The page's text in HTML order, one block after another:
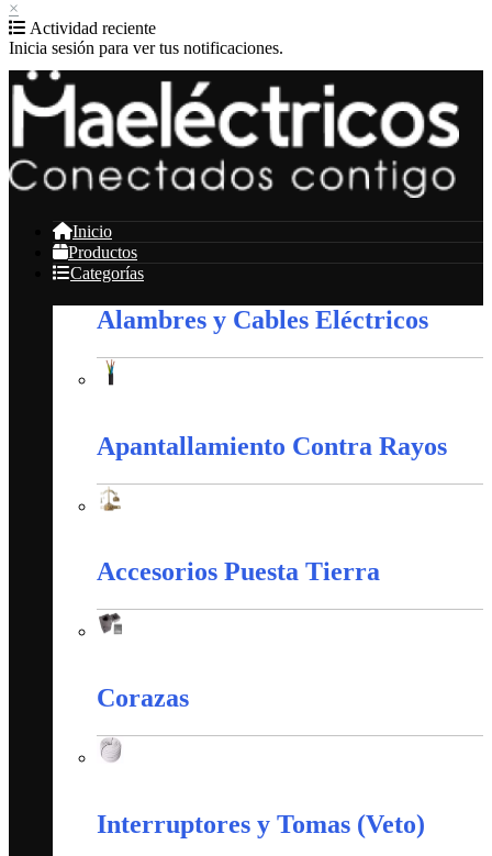
×
Actividad reciente
Inicia sesión para ver tus notificaciones.
Inicio
Productos
Categorías
Alambres y Cables Eléctricos
Apantallamiento Contra Rayos
Accesorios Puesta Tierra
Corazas
Interruptores y Tomas (Veto)